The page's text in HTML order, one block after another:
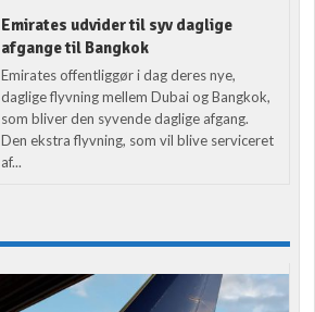
Emirates udvider til syv daglige
afgange til Bangkok
Emirates offentliggør i dag deres nye,
daglige flyvning mellem Dubai og Bangkok,
som bliver den syvende daglige afgang.
Den ekstra flyvning, som vil blive serviceret
af...